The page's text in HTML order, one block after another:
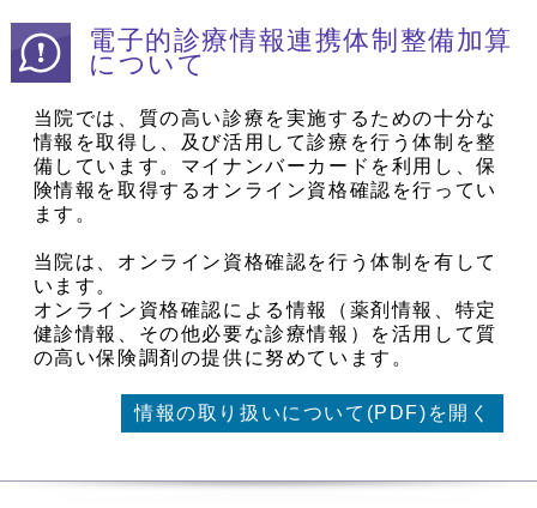
電子的診療情報連携体制整備加算
について
当院では、質の高い診療を実施するための十分な
情報を取得し、及び活用して診療を行う体制を整
備しています。マイナンバーカードを利用し、保
険情報を取得するオンライン資格確認を行ってい
ます。
当院は、オンライン資格確認を行う体制を有して
います。
オンライン資格確認による情報（薬剤情報、特定
健診情報、その他必要な診療情報）を活用して質
の高い保険調剤の提供に努めています。
情報の取り扱いについて(PDF)を開く